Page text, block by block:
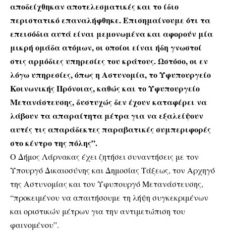
αποδείχθηκαν αποτελεσματικές και το ίδιο
περιστατικό επαναλήφθηκε. Επισημαίνουμε ότι τα
επεισόδια αυτά είναι μεμονωμένα και αφορούν μία
μικρή ομάδα ατόμων, οι οποίοι είναι ήδη γνωστοί
στις αρμόδιες υπηρεσίες του κράτους. Ωστόσο, οι εν
λόγω υπηρεσίες, όπως η Αστυνομία, το Υφυπουργείο
Κοινωνικής Πρόνοιας, καθώς και το Υφυπουργείο
Μετανάστευσης, δυστυχώς δεν έχουν καταφέρει να
λάβουν τα απαραίτητα μέτρα για να εξαλείψουν
αυτές τις απαράδεκτες παραβατικές συμπεριφορές
στο κέντρο της πόλης”.
Ο Δήμος Λάρνακας έχει ζητήσει συναντήσεις με τον
Υπουργό Δικαιοσύνης και Δημοσίας Τάξεως, τον Αρχηγό
της Αστυνομίας και τον Υφυπουργό Μετανάστευσης,
“προκειμένου να απαιτήσουμε τη λήψη συγκεκριμένων
και οριστικών μέτρων για την αντιμετώπιση του
φαινομένου”.